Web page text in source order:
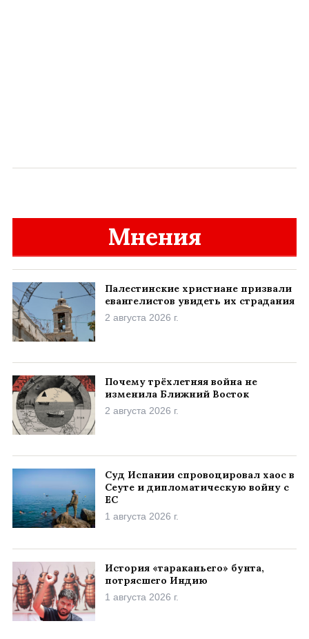
Мнения
Палестинские христиане призвали
евангелистов увидеть их страдания
2 августа 2026 г.
Почему трёхлетняя война не
изменила Ближний Восток
2 августа 2026 г.
Суд Испании спровоцировал хаос в
Сеуте и дипломатическую войну с
ЕС
1 августа 2026 г.
История «тараканьего» бунта,
потрясшего Индию
1 августа 2026 г.